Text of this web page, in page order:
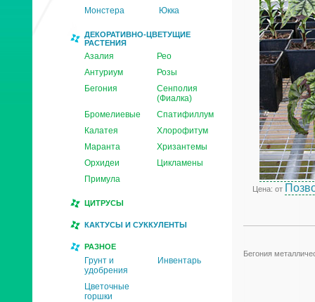
Монстера Юкка
ДЕКОРАТИВНО-ЦВЕТУЩИЕ
РАСТЕНИЯ
Азалия
Рео
Антуриум
Розы
Бегония
Сенполия
(Фиалка)
Бромелиевые
Спатифиллум
Калатея
Хлорофитум
Маранта
Хризантемы
Орхидеи
Цикламены
Примула
ЦИТРУСЫ
КАКТУСЫ И СУККУЛЕНТЫ
РАЗНОЕ
Грунт и
удобрения
Инвентарь
Цветочные
горшки
Цена: от
Бегония